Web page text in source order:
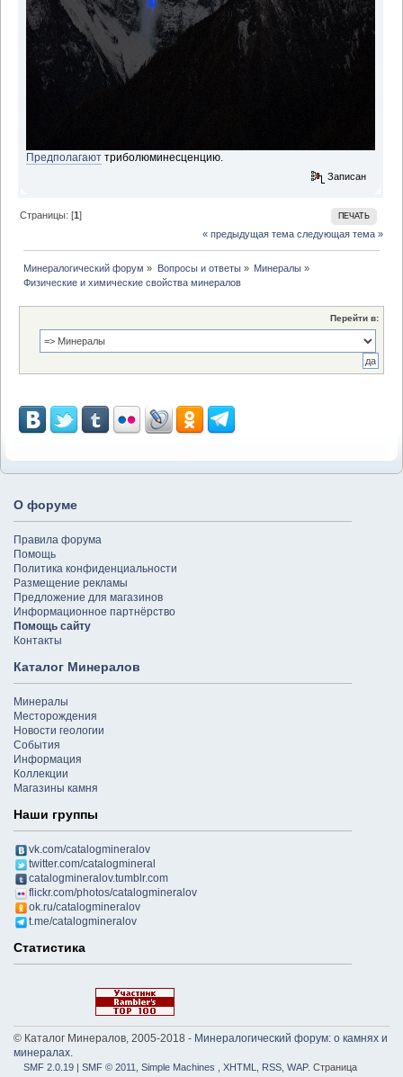
Предполагают триболюминесценцию.
Записан
ПЕЧАТЬ
Страницы: [1]
« предыдущая тема следующая тема »
Минералогический форум » Вопросы и ответы» Минералы»
Физические и химические свойства минералов
Перейти в:
О форуме
Правила форума
Помощь
Политика конфиденциальности
Размещение рекламы
Предложение для магазинов
Информационное партнёрство
Помощь сайту
Контакты
Каталог Минералов
Минералы
Месторождения
Новости геологии
События
Информация
Коллекции
Магазины камня
Наши группы
vk.com/catalogmineralov
twitter.com/catalogmineral
catalogmineralov.tumblr.com
flickr.com/photos/catalogmineralov
ok.ru/catalogmineralov
t.me/catalogmineralov
Статистика
© Каталог Минералов, 2005-2018 - Минералогический форум: о камнях и
минералах
SMF 2.0.19 | SMF © 2011 Simple Machines XHTML RSS WAP. Страница